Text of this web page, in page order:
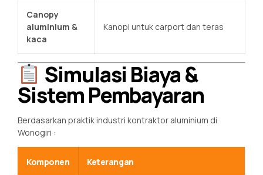
Canopy
aluminium &
kaca
Kanopi untuk carport dan teras
Simulasi Biaya &
Sistem Pembayaran
Berdasarkan praktik industri kontraktor aluminium di
Wonogiri :
Komponen Keterangan